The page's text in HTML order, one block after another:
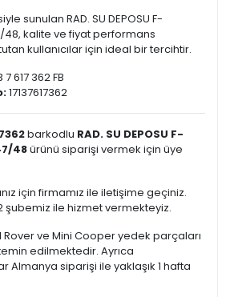
sunulan RAD. SU DEPOSU F-
kalite ve fiyat performans
kullanıcılar için ideal bir tercihtir.
7 617 362 FB
17137617362
barkodlu RAD. SU DEPOSU F-
48ürünü siparişi vermek için üye
için firmamız ile iletişime geçiniz.
şubemiz ile hizmet vermekteyiz.
Rover ve Mini Cooper yedek parçaları
edilmektedir. Ayrıca
siparişi ile yaklaşık 1 hafta